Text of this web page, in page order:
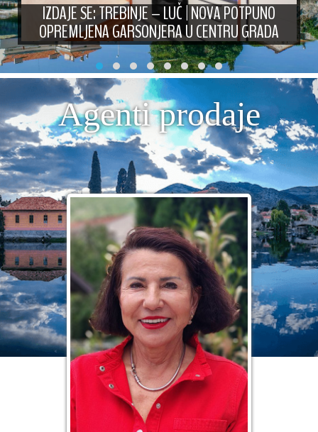
IZDAJE SE: TREBINJE – LUČ | NOVA POTPUNO
OPREMLJENA GARSONJERA U CENTRU GRADA
Agenti prodaje